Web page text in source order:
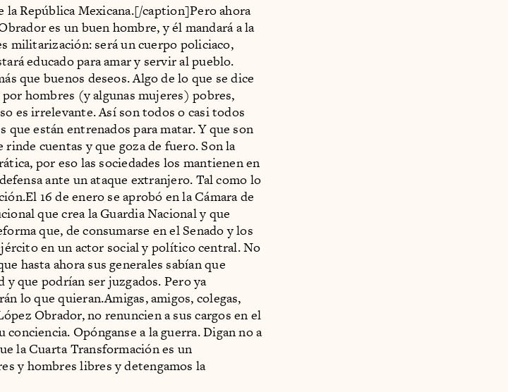
República Mexicana.[/caption]Pero ahora
es un buen hombre, y él mandará a la
militarización: será un cuerpo policiaco,
educado para amar y servir al pueblo.
que buenos deseos. Algo de lo que se dice
hombres (y algunas mujeres) pobres,
es irrelevante. Así son todos o casi todos
están entrenados para matar. Y que son
rinde cuentas y que goza de fuero. Son la
por eso las sociedades los mantienen en
ante un ataque extranjero. Tal como lo
16 de enero se aprobó en la Cámara de
que crea la Guardia Nacional y que
que, de consumarse en el Senado y los
en un actor social y político central. No
hasta ahora sus generales sabían que
y que podrían ser juzgados. Pero ya
lo que quieran.Amigas, amigos, colegas,
Obrador, no renuncien a sus cargos en el
Opónganse a la guerra. Digan no a
la Cuarta Transformación es un
y hombres libres y detengamos la